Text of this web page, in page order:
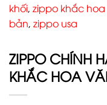
khối, zippo khắc
bản, zippo usa
ZIPPO CHÍNH
KHẮC HOA